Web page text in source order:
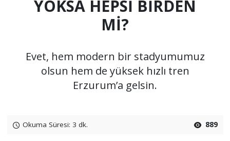
YOKSA HEPSİ BİRDEN
Mİ?
Evet, hem modern bir stadyumumuz
olsun hem de yüksek hızlı tren
Erzurum’a gelsin.
Okuma Süresi: 3 dk. 889